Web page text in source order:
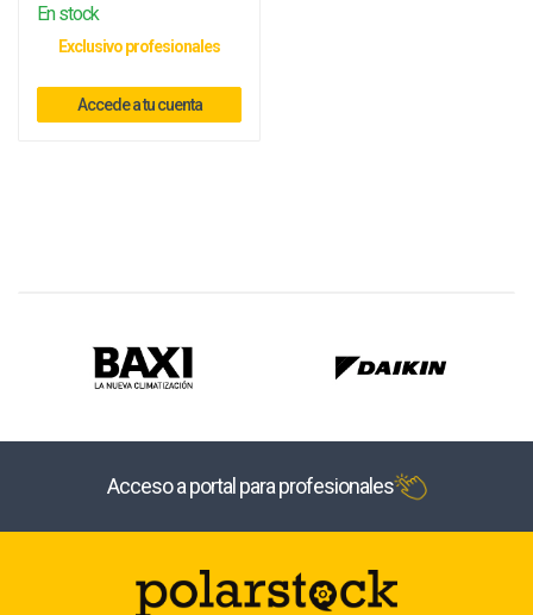
En stock
Exclusivo profesionales
Accede a tu cuenta
Acceso a portal para profesionales